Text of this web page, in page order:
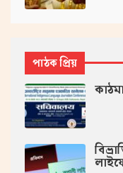
পাঠক প্রিয়